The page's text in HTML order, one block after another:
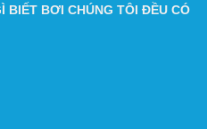
BIẾT BƠI CHÚNG TÔI ĐỀU CÓ